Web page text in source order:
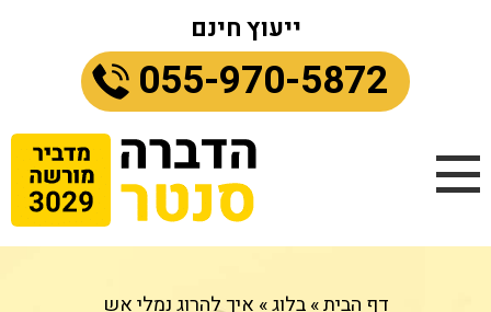
ייעוץ חינם
055-970-5872
דף הבית»בלוג» איך להרוג נמלי אש